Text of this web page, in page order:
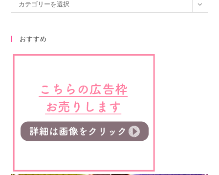
カテゴリーを選択
おすすめ